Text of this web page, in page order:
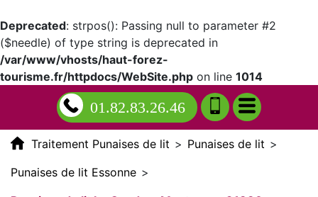
Deprecated: strpos(): Passing null to parameter #2
($needle) of type string is deprecated in
/var/www/vhosts/haut-forez-
tourisme.fr/httpdocs/WebSite.php on line 1014
01.82.83.26.46
Traitement Punaises de lit > Punaises de lit >
Punaises de lit Essonne >